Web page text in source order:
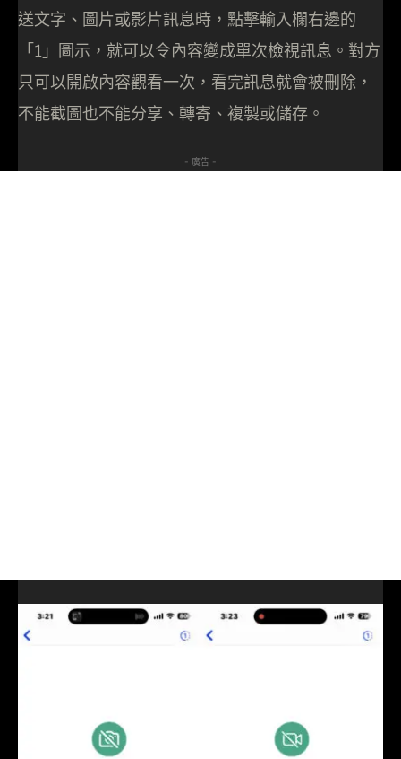
送文字、圖片或影片訊息時，點擊輸入欄右邊的
「1」圖示，就可以令內容變成單次檢視訊息。對方
只可以開啟內容觀看一次，看完訊息就會被刪除，
不能截圖也不能分享、轉寄、複製或儲存。
- 廣告 -